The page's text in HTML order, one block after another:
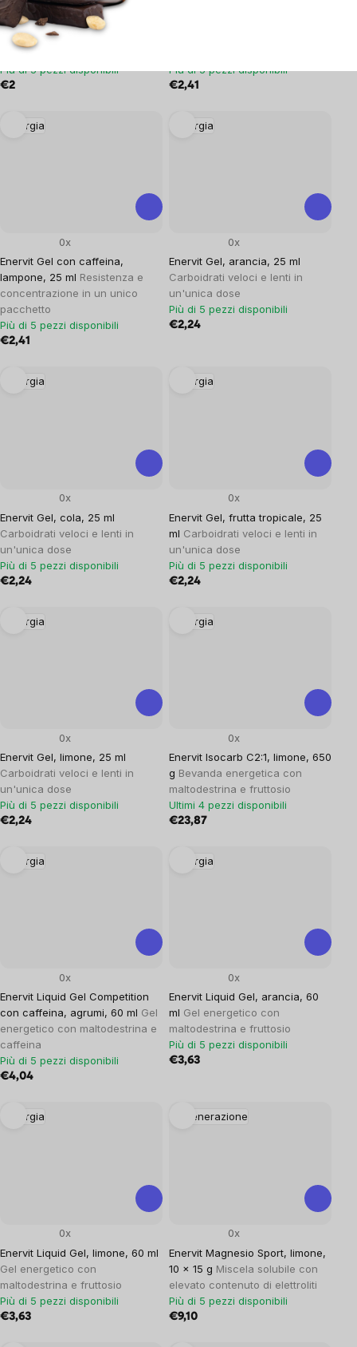
Enervit Competition Bar,
banana, 30 g
Una pratica
barretta tascabile con un alto
contenuto di carboidrati
Più di 5 pezzi disponibili
€2
Più di 5 pezzi disponibili
€2,41
Energia
Enervit Gel con caffeina,
lampone, 25 ml Resistenza e
concentrazione in un unico
pacchetto
0x
Più di 5 pezzi disponibili
€2,41
Energia
Enervit Gel, arancia, 25 ml
Carboidrati veloci e lenti in
un'unica dose
0x
Più di 5 pezzi disponibili
€2,24
Energia
Enervit Gel, cola, 25 ml
Carboidrati veloci e lenti in
un'unica dose
0x
Più di 5 pezzi disponibili
€2,24
Energia
Enervit Gel, frutta tropicale, 25
ml Carboidrati veloci e lenti in
un'unica dose
0x
Più di 5 pezzi disponibili
€2,24
Energia
Enervit Gel, limone, 25 ml
Carboidrati veloci e lenti in
un'unica dose
0x
Più di 5 pezzi disponibili
€2,24
Energia
Enervit Isocarb C2:1, limone, 650
g Bevanda energetica con
maltodestrina e fruttosio
0x
Ultimi 4 pezzi disponibili
€23,87
Energia
Enervit Liquid Gel Competition
con caffeina, agrumi, 60 ml Gel
energetico con maltodestrina e
caffeina
0x
Più di 5 pezzi disponibili
€4,04
Energia
Enervit Liquid Gel, arancia, 60
ml Gel energetico con
maltodestrina e fruttosio
0x
Più di 5 pezzi disponibili
€3,63
Energia
Enervit Liquid Gel, limone, 60 ml
Gel energetico con
maltodestrina e fruttosio
0x
Più di 5 pezzi disponibili
€3,63
Rigenerazione
Enervit Magnesio Sport, limone,
10 x 15 g Miscela solubile con
elevato contenuto di elettroliti
0x
Più di 5 pezzi disponibili
€9,10